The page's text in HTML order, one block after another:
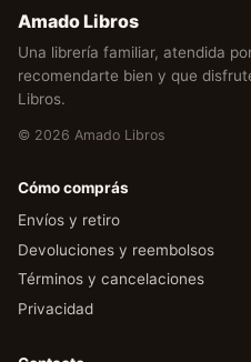
Amado Libros
Una librería familiar, atendida
recomendarte bien y que
Libros.
© 2026 Amado Libros
Cómo comprás
Envíos y retiro
Devoluciones y reembolsos
Términos y cancelaciones
Privacidad